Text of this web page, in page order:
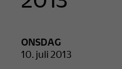
ONSDAG
10. juli 2013